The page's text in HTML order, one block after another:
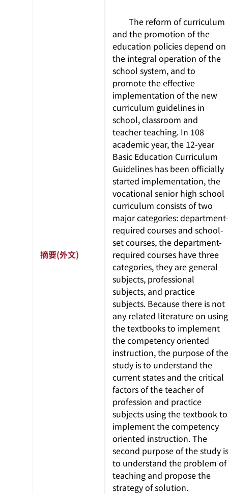
摘要(外文)
The reform of curriculum
and the promotion of the
education policies depend on
the integral operation of the
school system, and to
promote the effective
implementation of the new
curriculum guidelines in
school, classroom and
teacher teaching. In 108
academic year, the 12-year
Basic Education Curriculum
Guidelines has been officially
started implementation, the
vocational senior high school
curriculum consists of two
major categories: department-
required courses and school-
set courses, the department-
required courses have three
categories, they are general
subjects, professional
subjects, and practice
subjects. Because there is not
any related literature on using
the textbooks to implement
the competency oriented
instruction, the purpose of the
study is to understand the
current states and the critical
factors of the teacher of
profession and practice
subjects using the textbook to
implement the competency
oriented instruction. The
second purpose of the study is
to understand the problem of
teaching and propose the
strategy of solution.